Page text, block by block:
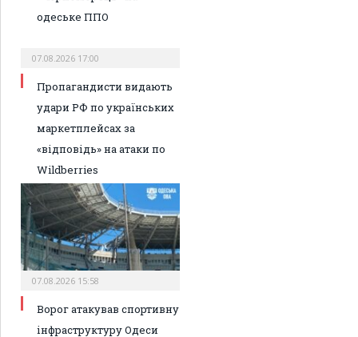
одеське ППО
07.08.2026 17:00
Пропагандисти видають
удари РФ по українських
маркетплейсах за
«відповідь» на атаки по
Wildberries
07.08.2026 15:58
Ворог атакував спортивну
інфраструктуру Одеси